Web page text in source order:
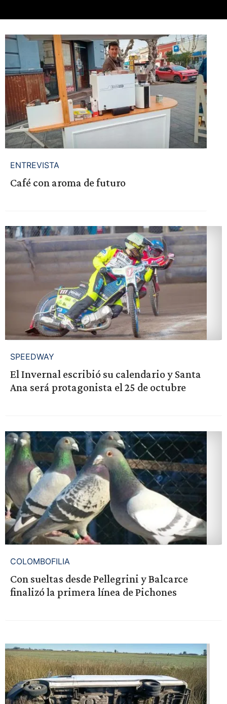
ENTREVISTA
Café con aroma de futuro
SPEEDWAY
El Invernal escribió su calendario y Santa
Ana será protagonista el 25 de octubre
COLOMBOFILIA
Con sueltas desde Pellegrini y Balcarce
finalizó la primera línea de Pichones